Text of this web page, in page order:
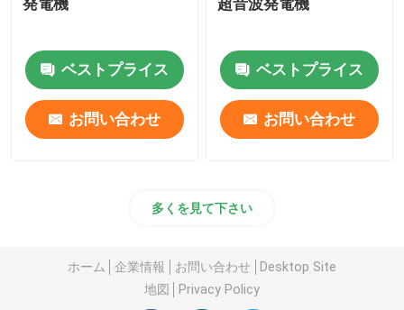
発電機
ベストプライス
お問い合わせ
超音波発電機
ベストプライス
お問い合わせ
多くを見て下さい
ホーム 企業情報 お問い合わせ
Desktop Site
地図
Privacy Policy